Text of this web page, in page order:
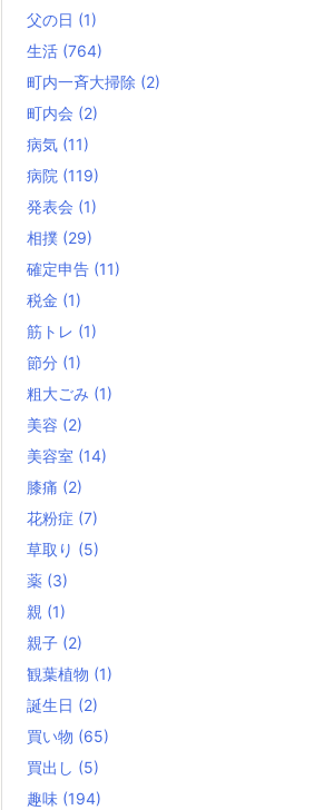
父の日 (1)
生活 (764)
町内一斉大掃除 (2)
町内会 (2)
病気 (11)
病院 (119)
発表会 (1)
相撲 (29)
確定申告 (11)
税金 (1)
筋トレ (1)
節分 (1)
粗大ごみ (1)
美容 (2)
美容室 (14)
膝痛 (2)
花粉症 (7)
草取り (5)
薬 (3)
親 (1)
親子 (2)
観葉植物 (1)
誕生日 (2)
買い物 (65)
買出し (5)
趣味 (194)